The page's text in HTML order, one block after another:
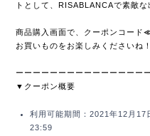
トとして、RISABLANCAで素敵
商品購入画面で、クーポンコード
お買いものをお楽しみくださいね！
ーーーーーーーーーーーーーーー
▼クーポン概要
利用可能期間：2021年12月17
23:59